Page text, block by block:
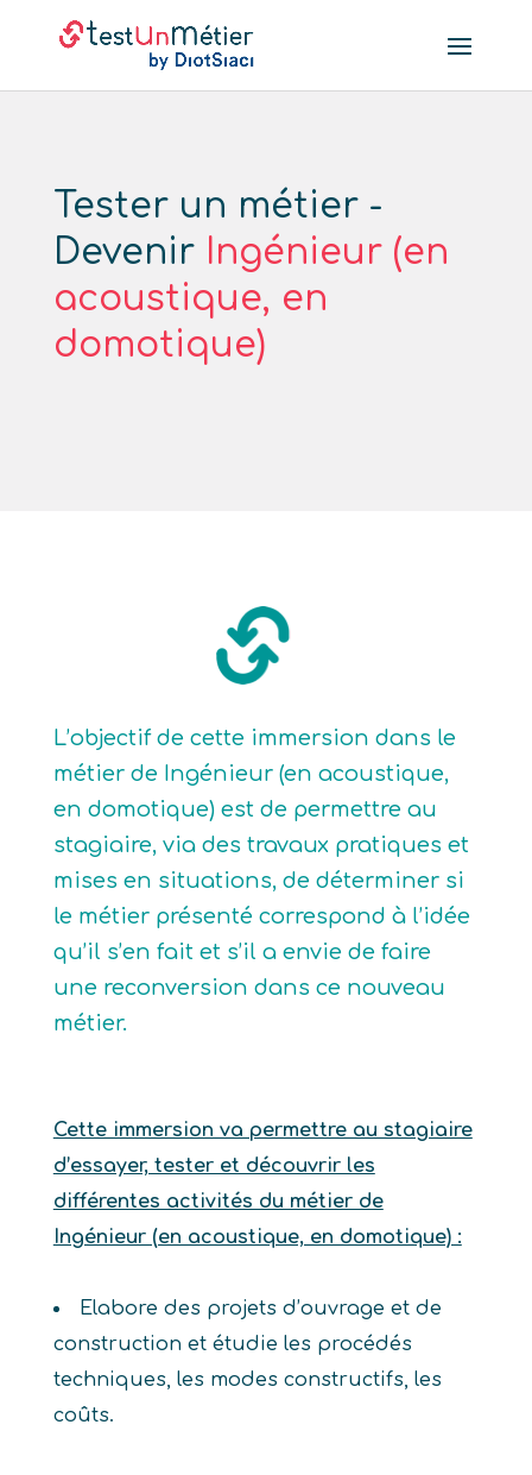
Tester un métier -
Devenir Ingénieur (en
acoustique, en
domotique)
L’objectif de cette immersion dans le
métier de Ingénieur (en acoustique,
en domotique) est de permettre au
stagiaire, via des travaux pratiques et
mises en situations, de déterminer si
le métier présenté correspond à l’idée
qu’il s’en fait et s’il a envie de faire
une reconversion dans ce nouveau
métier.
Cette immersion va permettre au stagiaire
d’essayer, tester et découvrir les
différentes activités du métier de
Ingénieur (en acoustique, en domotique) :
Elabore des projets d’ouvrage et de
construction et étudie les procédés
techniques, les modes constructifs, les
coûts.